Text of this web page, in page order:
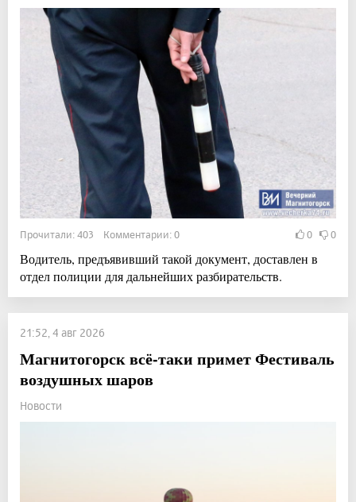
Прочитали: 403 Комментарии: 0 0 0
Водитель, предъявивший такой документ, доставлен в
отдел полиции для дальнейших разбирательств.
21:52, 4 авг 2026
Магнитогорск всё-таки примет Фестиваль
воздушных шаров
Новости